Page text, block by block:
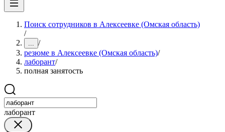
Поиск сотрудников в Алексеевке (Омская область)
/
... /
резюме в Алексеевке (Омская область)/
лаборант/
полная занятость
лаборант